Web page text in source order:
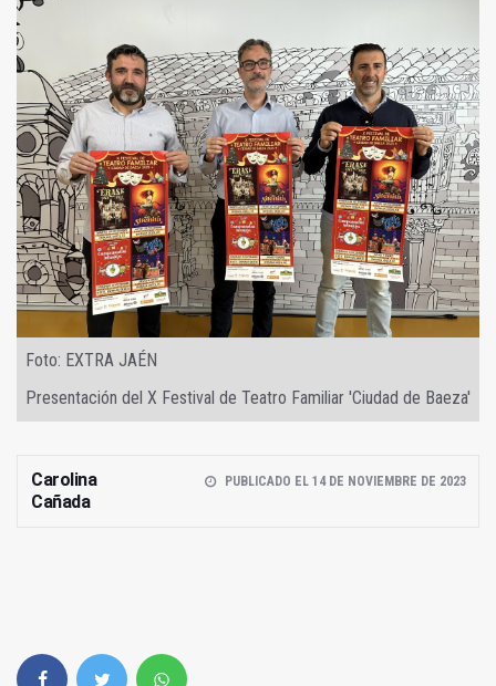
Foto: EXTRA JAÉN
Presentación del X Festival de Teatro Familiar 'Ciudad de Baeza'
Carolina
Cañada
PUBLICADO EL 14 DE NOVIEMBRE DE 2023